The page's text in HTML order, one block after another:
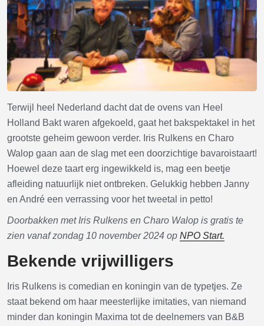
Terwijl heel Nederland dacht dat de ovens van Heel
Holland Bakt waren afgekoeld, gaat het bakspektakel in het
grootste geheim gewoon verder. Iris Rulkens en Charo
Walop gaan aan de slag met een doorzichtige bavaroistaart!
Hoewel deze taart erg ingewikkeld is, mag een beetje
afleiding natuurlijk niet ontbreken. Gelukkig hebben Janny
en André een verrassing voor het tweetal in petto!
Doorbakken met Iris Rulkens en Charo Walop is gratis te
zien vanaf zondag 10 november 2024 op NPO Start.
Bekende vrijwilligers
Iris Rulkens is comedian en koningin van de typetjes. Ze
staat bekend om haar meesterlijke imitaties, van niemand
minder dan koningin Maxima tot de deelnemers van B&B